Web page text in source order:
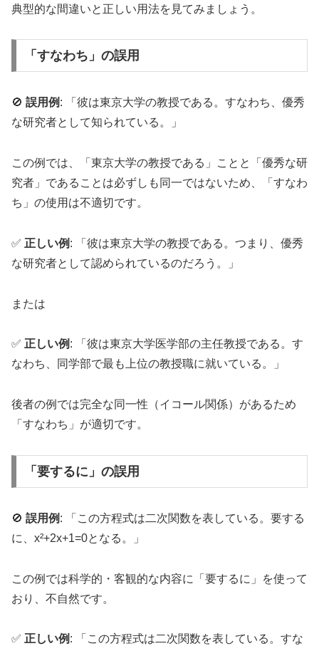
典型的な間違いと正しい用法を見てみましょう。
「すなわち」の誤用
🚫 誤用例 : 「彼は東京大学の教授である。すなわち、優秀
な研究者として知られている。」
この例では、「東京大学の教授である」ことと「優秀な研
究者」であることは必ずしも同一ではないため、「すなわ
ち」の使用は不適切です。
✅ 正しい例 : 「彼は東京大学の教授である。つまり、優秀
な研究者として認められているのだろう。」
または
✅ 正しい例 : 「彼は東京大学医学部の主任教授である。す
なわち、同学部で最も上位の教授職に就いている。」
後者の例では完全な同一性（イコール関係）があるため
「すなわち」が適切です。
「要するに」の誤用
🚫 誤用例 : 「この方程式は二次関数を表している。要する
に、x²+2x+1=0となる。」
この例では科学的・客観的な内容に「要するに」を使って
おり、不自然です。
✅ 正しい例 : 「この方程式は二次関数を表している。すな